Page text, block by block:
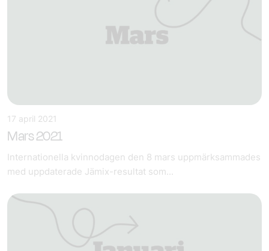
17 april 2021
Mars 2021
Internationella kvinnodagen den 8 mars uppmärksammades
med uppdaterade Jämix-resultat som...